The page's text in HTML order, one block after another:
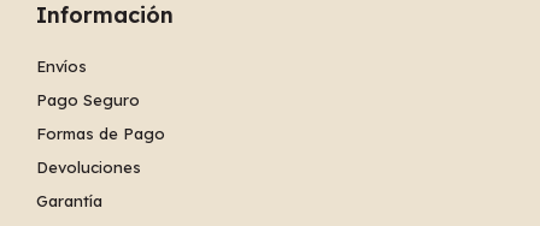
Información
Envíos
Pago Seguro
Formas de Pago
Devoluciones
Garantía